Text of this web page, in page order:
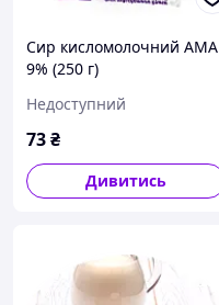
Сир кисломолочний АМА
9% (250 г)
Недоступний
73₴
Дивитись